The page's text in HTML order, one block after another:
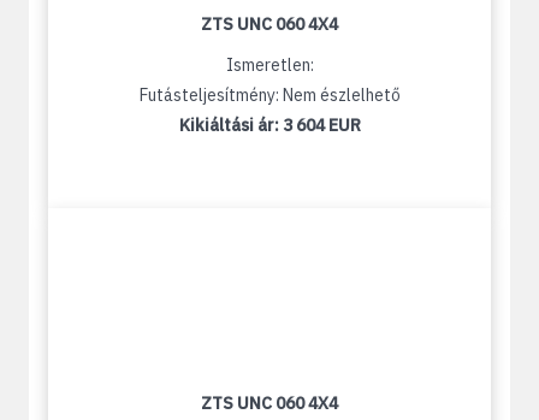
ZTS UNC 060 4X4
Ismeretlen:
Futásteljesítmény: Nem észlelhető
Kikiáltási ár: 3 604 EUR
ZTS UNC 060 4X4